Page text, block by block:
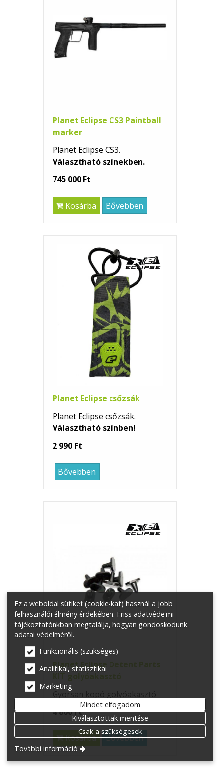
Planet Eclipse CS3 Paintball
marker
Planet Eclipse CS3.
Választható színekben.
745 000 Ft
Kosárba Bővebben
Planet Eclipse csőzsák
Planet Eclipse csőzsák.
Választható színben!
2 990 Ft
Bővebben
Planet Eclipse Detent Parts
Gyorsan kopó golyóakasztó
4 800 Ft
Kosárba Bővebben
Ez a weboldal sütiket (cookie-kat) használ a jobb
felhasználói élmény érdekében. Friss adatvédelmi
tájékoztatónkban megtalálja, hogyan gondoskodunk
adatai védelméről.
Funkcionális (szükséges)
Analitikai, statisztikai
Marketing
Mindet elfogadom
Kiválasztottak mentése
Csak a szükségesek
További információ